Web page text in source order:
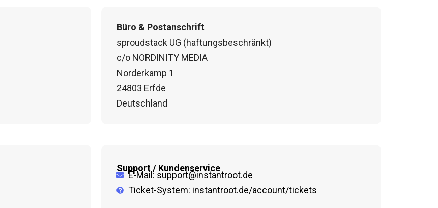
Büro & Postanschrift
sproudstack UG (haftungsbeschränkt)
c/o NORDINITY MEDIA
Norderkamp 1
24803 Erfde
Deutschland
Support / Kundenservice
E-Mail: support@instantroot.de
Ticket-System: instantroot.de/account/tickets